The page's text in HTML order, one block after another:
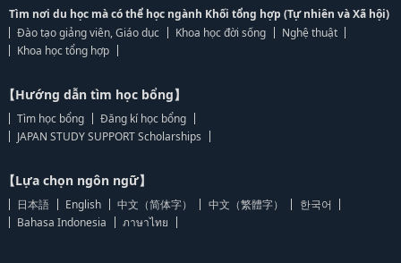
Tìm nơi du học mà có thể học ngành Khối tổng hợp (Tự nhiên và Xã hội)
Đào tạo giảng viên, Giáo dục
Khoa học đời sống
Nghệ thuật
Khoa học tổng hợp
【Hướng dẫn tìm học bổng】
Tìm học bổng
Đăng kí học bổng
JAPAN STUDY SUPPORT Scholarships
【Lựa chọn ngôn ngữ】
日本語 English 中文（简体字） 中文（繁體字）
한국어
Bahasa Indonesia
ภาษาไทย